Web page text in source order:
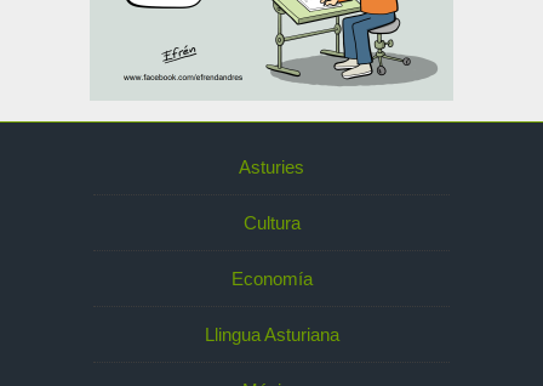
Asturies
Cultura
Economía
Llingua Asturiana